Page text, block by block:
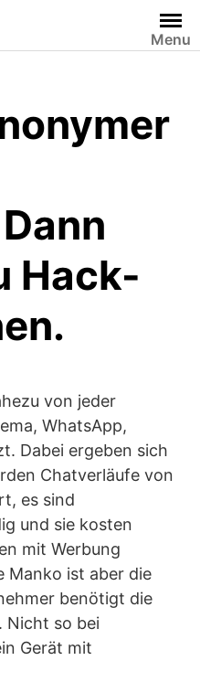
Menu
Hack-
von jeder
WhatsApp,
Dabei ergeben sich
Chatverläufe von
es sind
und sie kosten
mit Werbung
Manko ist aber die
benötigt die
Nicht so bei
Gerät mit